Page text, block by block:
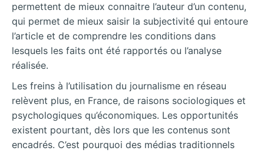
permettent de mieux connaitre l’auteur d’un contenu,
qui permet de mieux saisir la subjectivité qui entoure
l’article et de comprendre les conditions dans
lesquels les faits ont été rapportés ou l’analyse
réalisée.
Les freins à l’utilisation du journalisme en réseau
relèvent plus, en France, de raisons sociologiques et
psychologiques qu’économiques. Les opportunités
existent pourtant, dès lors que les contenus sont
encadrés. C’est pourquoi des médias traditionnels